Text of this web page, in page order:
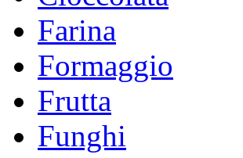
Farina
Formaggio
Frutta
Funghi